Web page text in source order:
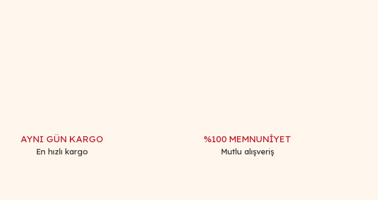
AYNI GÜN KARGO
En hızlı kargo
%100 MEMNUNİYET
Mutlu alışveriş